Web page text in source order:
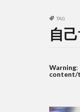
TAG
自
Warning:
content/